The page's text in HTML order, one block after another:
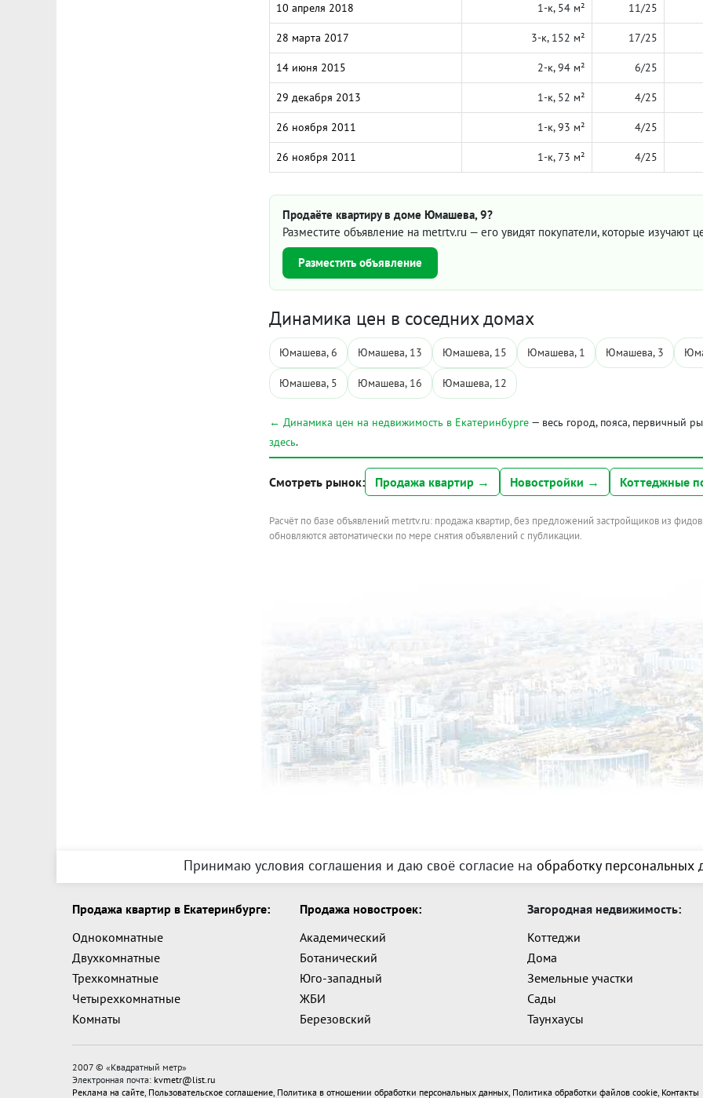
10 апреля 2018 1-к, 54 м² 11/25
28 марта 2017 3-к, 152 м² 17/25
14 июня 2015 2-к, 94 м² 6/25
29 декабря 2013 1-к, 52 м² 4/25
26 ноября 2011 1-к, 93 м² 4/25
26 ноября 2011 1-к, 73 м² 4/25
Продаёте квартиру в доме Юмашева, 9?
Разместите объявление на metrtv.ru — его увидят покупатели, которые изучают
Разместить объявление
Динамика цен в соседних домах
Юмашева, 6 Юмашева, 13 Юмашева, 15 Юмашева, 1 Юмашева, 3
Юмашева, 5 Юмашева, 16 Юмашева, 12
← Динамика цен на недвижимость в Екатеринбурге — весь город, пояса, первичный
здесь.
Смотреть рынок: Продажа квартир → Новостройки → Коттеджные
Расчёт по базе объявлений metrtv.ru: продажа квартир, без предложений застройщиков из
обновляются автоматически по мере снятия объявлений с публикации.
Принимаю условия соглашения и даю своё согласие на обработку
Продажа квартир в Екатеринбурге:
Однокомнатные
Двухкомнатные
Трехкомнатные
Четырехкомнатные
Комнаты
Продажа новостроек:
Академический
Ботанический
Юго-западный
ЖБИ
Березовский
Загородная недвижимость:
Коттеджи
Дома
Земельные участки
Сады
Таунхаусы
2007 © «Квадратный метр»
Электронная почта: kvmetr@list.ru
Реклама на сайте, Пользовательское соглашение, Политика в отношении обработки персональных данных, Политика обработки файлов cookie, Контакты